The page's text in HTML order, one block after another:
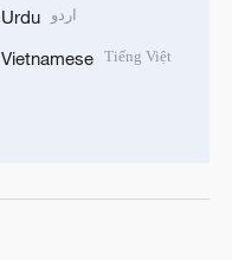
Urdu اردو
Vietnamese Tiếng Việt